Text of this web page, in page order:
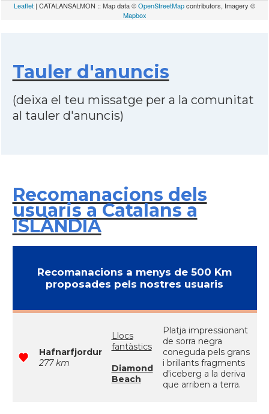
Leaflet | CATALANSALMON :: Map data ©OpenStreetMapcontributors, Imagery ©
Mapbox
Tauler d'anuncis
(deixa el teu missatge per a la comunitat
al tauler d'anuncis)
Recomanacions dels
usuaris a Catalans a
ISLÀNDIA
Recomanacions a menys de 500 Km
proposades pels nostres usuaris
Hafnarfjordur
277 km
Llocs
fantàstics
Diamond
Beach
Platja impressionant
de sorra negra
coneguda pels grans
i brillants fragments
d'iceberg a la deriva
que arriben a terra.